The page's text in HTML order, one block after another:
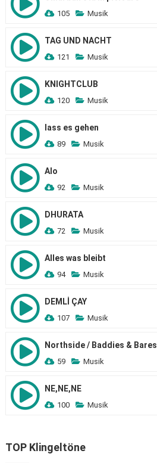
105 Musik
TAG UND NACHT
121 Musik
KNIGHTCLUB
120 Musik
lass es gehen
89 Musik
Alo
92 Musik
DHURATA
72 Musik
Alles was bleibt
94 Musik
DEMLİ ÇAY
107 Musik
Northside / Baddies & Bares
59 Musik
NE,NE,NE
100 Musik
TOP Klingeltöne